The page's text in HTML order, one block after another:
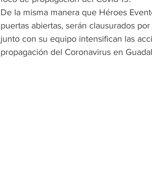
De la misma manera que Héroes
puertas abiertas, serán clausurados
junto con su equipo intensifican las
propagación del Coronavirus en